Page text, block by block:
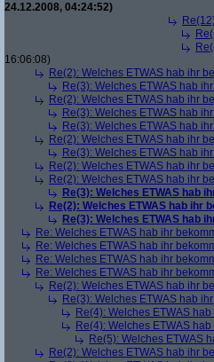
24.12.2008, 04:24:52)
16:06:08)
Re(2): Welches ETWAS hab ihr
Re(3): Welches ETWAS hab
Re(2): Welches ETWAS hab ihr
Re(3): Welches ETWAS hab
Re(3): Welches ETWAS hab
Re(2): Welches ETWAS hab ihr
Re(3): Welches ETWAS hab
Re(2): Welches ETWAS hab ihr
Re(2): Welches ETWAS hab ihr
Re(3): Welches ETWAS hab
Re(2): Welches ETWAS hab ihr
Re(3): Welches ETWAS hab
Re: Welches ETWAS hab ihr
Re: Welches ETWAS hab ihr
Re: Welches ETWAS hab ihr
Re: Welches ETWAS hab ihr
Re(2): Welches ETWAS hab ihr
Re(3): Welches ETWAS hab
Re(4): Welches ETWAS
Re(4): Welches ETWAS
Re(5): Welches ETWAS
Re(2): Welches ETWAS hab ihr